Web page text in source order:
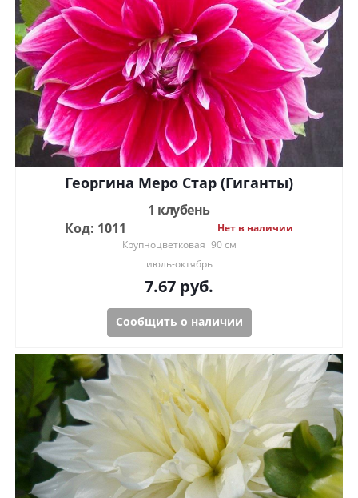
Георгина Меро Стар (Гиганты)
1 клубень
Код: 1011
Нет в наличии
Крупноцветковая 90 см
июль-октябрь
7.67 руб.
Сообщить о наличии